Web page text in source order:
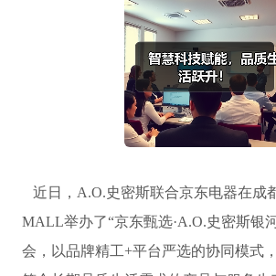
近日，A.O.史密斯联合京东电器在成
MALL举办了“京东甄选·A.O.史密斯银
会，以品牌精工+平台严选的协同模式